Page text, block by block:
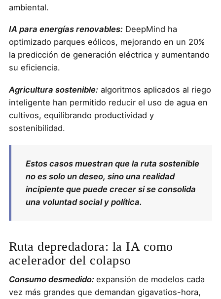
ambiental.
IA para energías renovables: DeepMind ha
optimizado parques eólicos, mejorando en un 20%
la predicción de generación eléctrica y aumentando
su eficiencia.
Agricultura sostenible: algoritmos aplicados al riego
inteligente han permitido reducir el uso de agua en
cultivos, equilibrando productividad y
sostenibilidad.
Estos casos muestran que la ruta sostenible
no es solo un deseo, sino una realidad
incipiente que puede crecer si se consolida
una voluntad social y política.
Ruta depredadora: la IA como
acelerador del colapso
Consumo desmedido: expansión de modelos cada
vez más grandes que demandan gigavatios-hora,